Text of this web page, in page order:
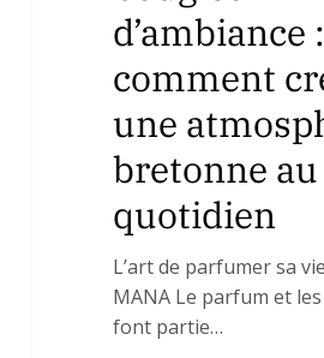
d’ambiance :
comment
une
bretonne au
quotidien
L’art de parfumer sa
MANA Le parfum et
font partie…